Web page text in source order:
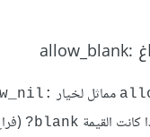
مماثل لخيار :allow_nil
كانت القيمة blank?